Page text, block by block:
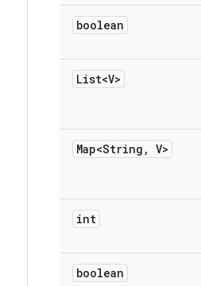
boolean
List<V>
Map<String , V>
int
boolean